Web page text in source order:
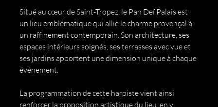
Situé au cœur de Saint-Tropez, le Pan Deï Palais est
un lieu emblématique qui allie le charme provençal à
un raffinement contemporain. Son architecture, ses
espaces intérieurs soignés, ses terrasses avec vue et
ses jardins apportent une dimension unique à chaque
événement.
La programmation de cette harpiste vient ainsi
renforcer la proposition artistique du lieu, en y